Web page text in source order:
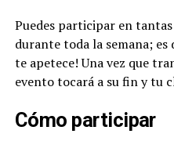
Puedes participar en
durante toda la semana;
te apetece! Una vez que
evento tocará a su fin y tu
Cómo participar